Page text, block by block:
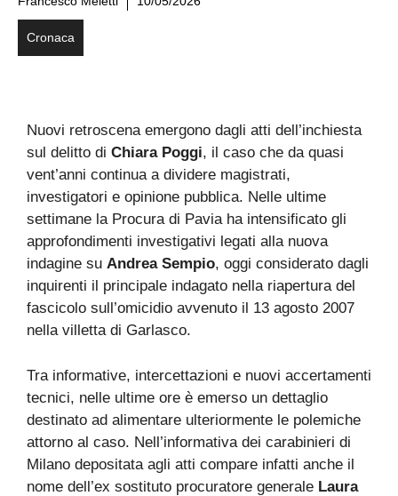
Cronaca
Nuovi retroscena emergono dagli atti dell’inchiesta
sul delitto di Chiara Poggi, il caso che da quasi
vent’anni continua a dividere magistrati,
investigatori e opinione pubblica. Nelle ultime
settimane la Procura di Pavia ha intensificato gli
approfondimenti investigativi legati alla nuova
indagine su Andrea Sempio, oggi considerato dagli
inquirenti il principale indagato nella riapertura del
fascicolo sull’omicidio avvenuto il 13 agosto 2007
nella villetta di Garlasco.
Tra informative, intercettazioni e nuovi accertamenti
tecnici, nelle ultime ore è emerso un dettaglio
destinato ad alimentare ulteriormente le polemiche
attorno al caso. Nell’informativa dei carabinieri di
Milano depositata agli atti compare infatti anche il
nome dell’ex sostituto procuratore generale Laura